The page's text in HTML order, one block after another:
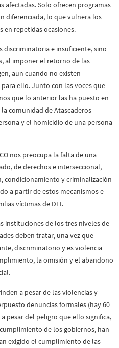
afectadas. Solo ofrecen programas
diferenciada, lo que vulnera los
en repetidas ocasiones.
discriminatoria e insuficiente, sino
al imponer el retorno de las
aun cuando no existen
ello. Junto con las voces que
que lo anterior las ha puesto en
comunidad de Atascaderos
y el homicidio de una persona
nos preocupa la falta de una
de derechos e interseccional,
condicionamiento y criminalización
a partir de estos mecanismos e
víctimas de DFI.
instituciones de los tres niveles de
deben tratar, una vez que
discriminatorio y es violencia
la omisión y el abandono
a pesar de las violencias y
denuncias formales (hay 60
pesar del peligro que ello significa,
de los gobiernos, han
exigido el cumplimiento de las